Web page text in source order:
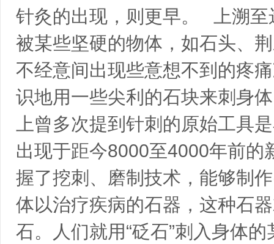
针灸的出现，则更早。 上溯至
被某些坚硬的物体，如石头、
不经意间出现些意想不到的疼
识地用一些尖利的石块来刺身
上曾多次提到针刺的原始工具
出现于距今8000至4000年前的
握了挖刺、磨制技术，能够制
体以治疗疾病的石器，这种石
石。人们就用“砭石”刺入身体